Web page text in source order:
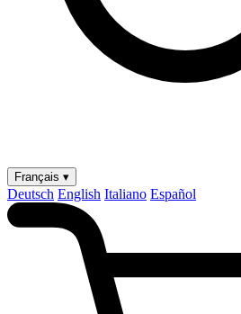
Français ▾
Deutsch English Italiano Español